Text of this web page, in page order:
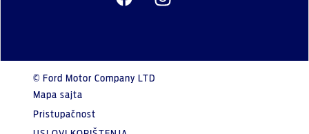
© Ford Motor Company LTD
Mapa sajta
Pristupačnost